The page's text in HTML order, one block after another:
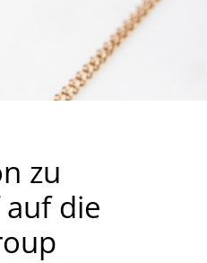
zu
die